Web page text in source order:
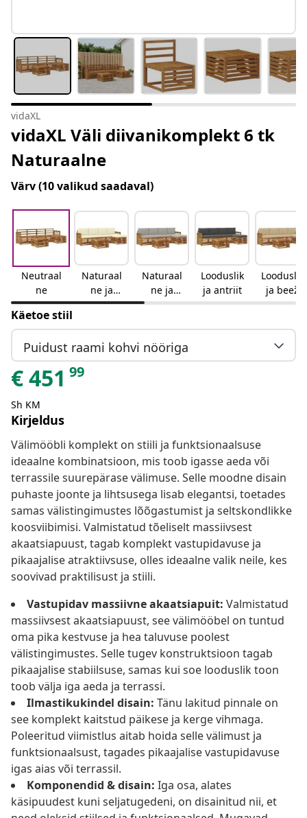
vidaXL
vidaXL Väli diivanikomplekt 6 tk
Naturaalne
Värv(10 valikud saadaval)
Neutraal
ne
Naturaal
ne ja
kreemjas
Naturaal
ne ja
helehall
Looduslik
ja antriit
Looduslik
ja beež
Käetoe stiil
Puidust raami kohvi nööriga
€451 99
Sh KM
Kirjeldus
Välimööbli komplekt on stiili ja funktsionaalsuse
ideaalne kombinatsioon, mis toob igasse aeda või
terrassile suurepärase välimuse. Selle moodne disain
puhaste joonte ja lihtsusega lisab elegantsi, toetades
samas välistingimustes lõõgastumist ja seltskondlikke
koosviibimisi. Valmistatud tõeliselt massiivsest
akaatsiapuust, tagab komplekt vastupidavuse ja
pikaajalise atraktiivsuse, olles ideaalne valik neile, kes
soovivad praktilisust ja stiili.
Vastupidav massiivne akaatsiapuit: Valmistatud
massiivsest akaatsiapuust, see välimööbel on tuntud
oma pika kestvuse ja hea taluvuse poolest
välistingimustes. Selle tugev konstruktsioon tagab
pikaajalise stabiilsuse, samas kui soe looduslik toon
toob välja iga aeda ja terrassi.
Ilmastikukindel disain: Tänu lakitud pinnale on
see komplekt kaitstud päikese ja kerge vihmaga.
Poleeritud viimistlus aitab hoida selle välimust ja
funktsionaalsust, tagades pikaajalise vastupidavuse
igas aias või terrassil.
Komponendid & disain: Iga osa, alates
käsipuudest kuni seljatugedeni, on disainitud nii, et